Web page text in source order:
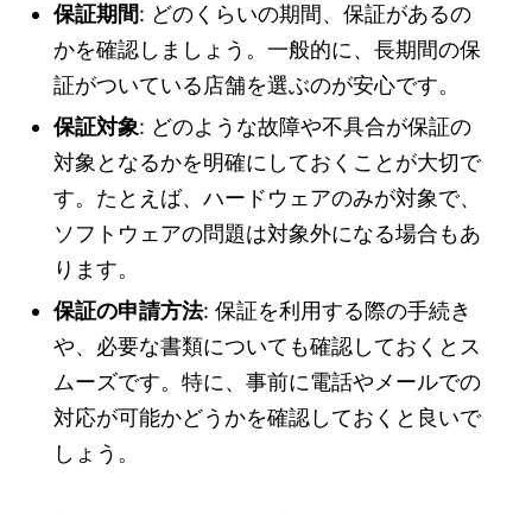
保証期間: どのくらいの期間、保証があるの
かを確認しましょう。一般的に、長期間の保
証がついている店舗を選ぶのが安心です。
保証対象: どのような故障や不具合が保証の
対象となるかを明確にしておくことが大切で
す。たとえば、ハードウェアのみが対象で、
ソフトウェアの問題は対象外になる場合もあ
ります。
保証の申請方法: 保証を利用する際の手続き
や、必要な書類についても確認しておくとス
ムーズです。特に、事前に電話やメールでの
対応が可能かどうかを確認しておくと良いで
しょう。